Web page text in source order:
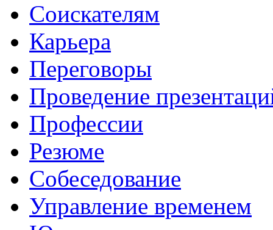
Соискателям
Карьера
Переговоры
Проведение
Профессии
Резюме
Собеседование
Управление временем